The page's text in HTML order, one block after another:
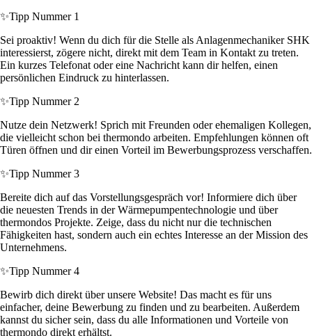
✨Tipp Nummer 1
Sei proaktiv! Wenn du dich für die Stelle als Anlagenmechaniker SHK
interessierst, zögere nicht, direkt mit dem Team in Kontakt zu treten.
Ein kurzes Telefonat oder eine Nachricht kann dir helfen, einen
persönlichen Eindruck zu hinterlassen.
✨Tipp Nummer 2
Nutze dein Netzwerk! Sprich mit Freunden oder ehemaligen Kollegen,
die vielleicht schon bei thermondo arbeiten. Empfehlungen können oft
Türen öffnen und dir einen Vorteil im Bewerbungsprozess verschaffen.
✨Tipp Nummer 3
Bereite dich auf das Vorstellungsgespräch vor! Informiere dich über
die neuesten Trends in der Wärmepumpentechnologie und über
thermondos Projekte. Zeige, dass du nicht nur die technischen
Fähigkeiten hast, sondern auch ein echtes Interesse an der Mission des
Unternehmens.
✨Tipp Nummer 4
Bewirb dich direkt über unsere Website! Das macht es für uns
einfacher, deine Bewerbung zu finden und zu bearbeiten. Außerdem
kannst du sicher sein, dass du alle Informationen und Vorteile von
thermondo direkt erhältst.